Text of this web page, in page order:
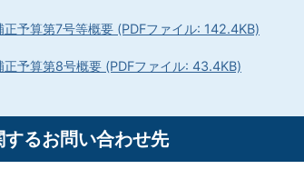
正予算第7号等概要 (PDFファイル: 142.4KB)
正予算第8号概要 (PDFファイル: 43.4KB)
するお問い合わせ先